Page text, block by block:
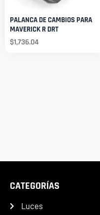
PALANCA DE CAMBIOS PARA
MAVERICK R DRT
$1,736.04
CATEGORÍAS
Luces